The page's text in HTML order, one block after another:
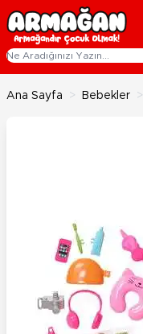
İçeriğe geç
Ana Sayfa > Bebekler >